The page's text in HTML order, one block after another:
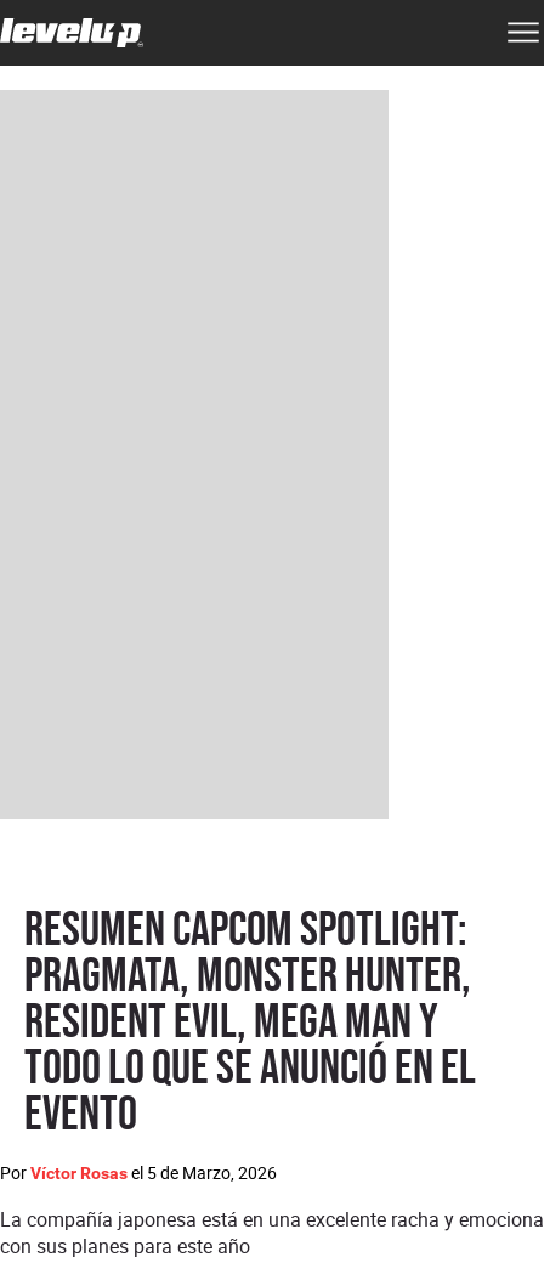
Resumen Capcom Spotlight:
PRAGMATA, Monster Hunter,
Resident Evil, Mega Man y
todo lo que se anunció en el
evento
PorVíctor Rosasel 5 de Marzo, 2026
La compañía japonesa está en una excelente racha y emociona
con sus planes para este año